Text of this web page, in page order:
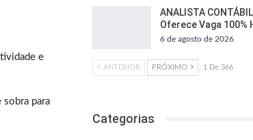
e
sobra para
ANALISTA
Oferece Vaga 100%
6 de agosto de 2026
ANTERIOR PRÓXIMO 1 De 366
Categorias